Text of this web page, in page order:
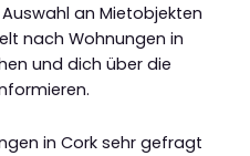
an Mietobjekten
nach Wohnungen in
und dich über die
in Cork sehr gefragt